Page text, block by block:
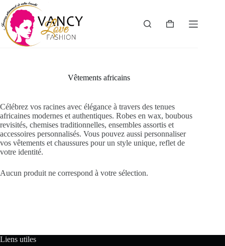
Passer
au
contenu
Panier
Vêtements africains
Célébrez vos racines avec élégance à travers des tenues
africaines modernes et authentiques. Robes en wax, boubous
revisités, chemises traditionnelles, ensembles assortis et
accessoires personnalisés. Vous pouvez aussi personnaliser
vos vêtements et chaussures pour un style unique, reflet de
votre identité.
Aucun produit ne correspond à votre sélection.
Liens utiles